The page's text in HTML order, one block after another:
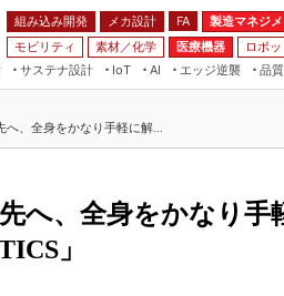
組み込み開発 メカ設計 FA 製造マネジメ
モビリティ 素材／化学 医療機器 ロボッ
サステナ設計
IoT
AI
エッジ逆襲 品質
JIMTOF
IIFES
つながるクルマ
フィールドサービス
モビリティ
、全身をかなり手軽に解...
へ、全身をかなり手
」